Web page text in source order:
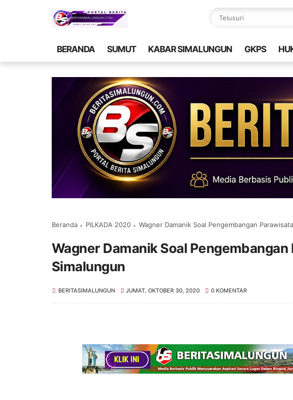
BERANDA SUMUT KABAR SIMALUNGUN GKPS
Beranda PILKADA 2020 Wagner Damanik Soal Pengembangan
Wagner Damanik Soal
Simalungun
BERITASIMALUNGUN JUMAT, OKTOBER 30, 2020 0 KOMENTAR